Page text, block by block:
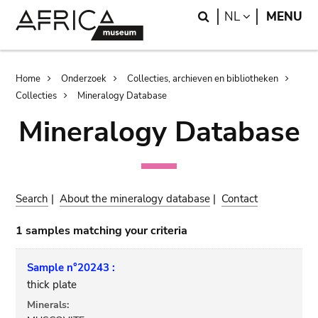
Search
NL LANGUAGE
MENU
Breadcrumb
Home Onderzoek
Collecties, archieven en bibliotheken
Collecties
Mineralogy Database
Mineralogy Database
Search |About the mineralogy database | Contact
1 samples matching your criteria
Sample n°20243 :
thick plate
Minerals: